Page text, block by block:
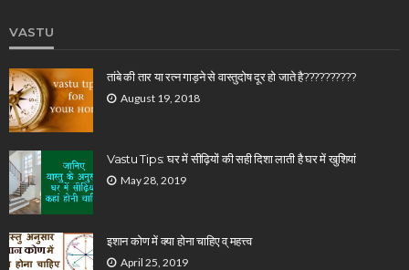
VASTU
तांबे की तार या रत्न गाड़ने से वास्तुदोष दूर हो जाते है??????????
August 19, 2018
Vastu Tips: घर में सीढ़ियों की सही दिशा लाती है घर में खुशियां
May 28, 2019
इशान कोण में क्या होना चाहिए व् महत्त्व
April 25, 2019